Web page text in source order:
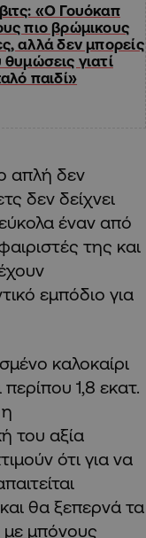
«Ο Γουόκαπ
πιο βρώμικους
αλλά δεν μπορείς
γιατί
παιδί»
απλή δεν
δεν δείχνει
έναν από
της και
εμπόδιο για
καλοκαίρι
1,8 εκατ.
του αξία
ότι για να
θα ξεπερνά τα
με μπόνους